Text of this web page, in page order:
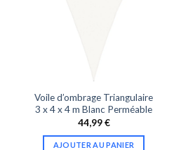
Voile d’ombrage Triangulaire
3 x 4 x 4 m Blanc Perméable
44,99€
AJOUTER AU PANIER